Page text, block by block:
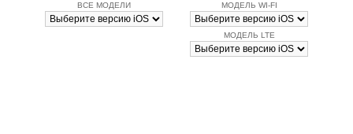
ВСЕ МОДЕЛИ МОДЕЛЬ WI-FI
МОДЕЛЬ LTE